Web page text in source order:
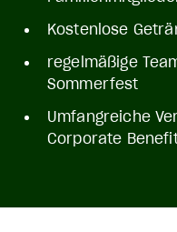
Kostenlose
regelmäßige
Sommerfest
Umfangreiche
Corporate